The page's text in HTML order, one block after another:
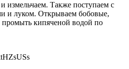
измельчаем. Также поступаем с
и луком. Открываем бобовые,
кипяченой водой по